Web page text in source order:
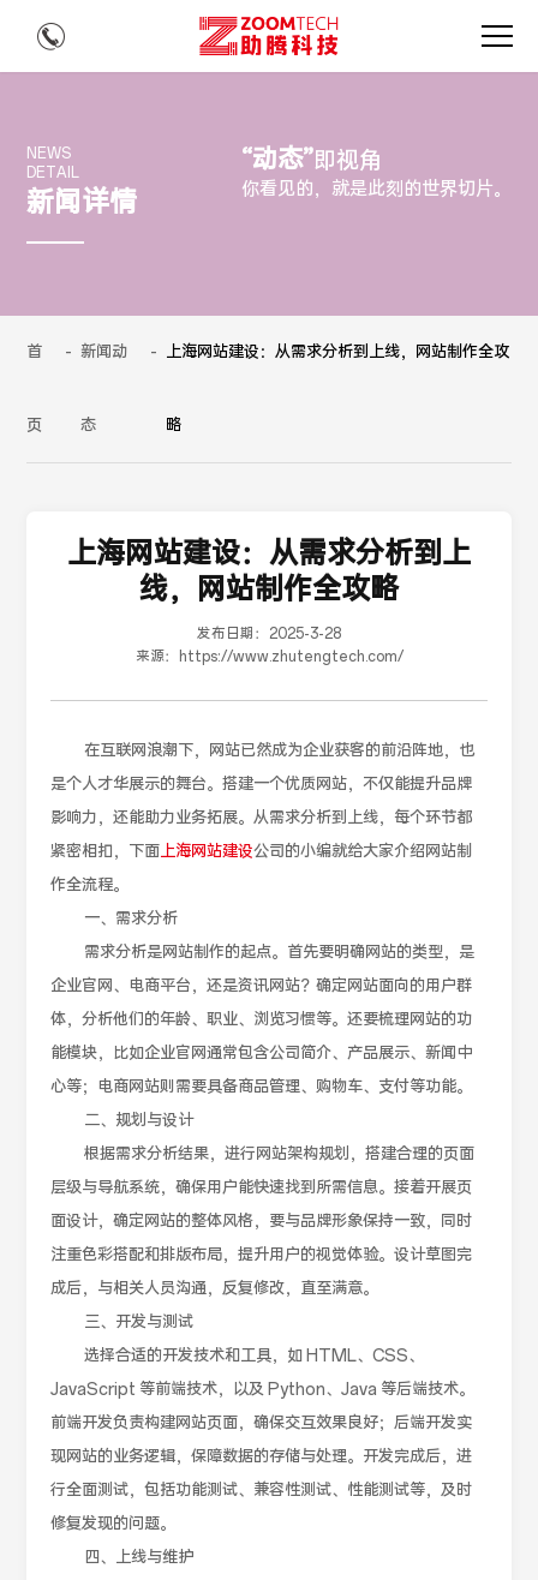
NEWS
DETAIL
新闻详情
“动态”即视角
你看见的，就是此刻的世界切片。
首
页
- 新闻动
态
- 上海网站建设：从需求分析到上线，网站制作全攻
略
上海网站建设：从需求分析到上
线，网站制作全攻略
发布日期： 2025-3-28
来源：
https://www.zhutengtech.com/
在互联网浪潮下，网站已然成为企业获客的前沿阵地，也
是个人才华展示的舞台。搭建一个优质网站，不仅能提升品牌
影响力，还能助力业务拓展。从需求分析到上线，每个环节都
紧密相扣，下面上海网站建设公司的小编就给大家介绍网站制
作全流程。
一、需求分析
需求分析是网站制作的起点。首先要明确网站的类型，是
企业官网、电商平台，还是资讯网站？确定网站面向的用户群
体，分析他们的年龄、职业、浏览习惯等。还要梳理网站的功
能模块，比如企业官网通常包含公司简介、产品展示、新闻中
心等；电商网站则需要具备商品管理、购物车、支付等功能。
二、规划与设计
根据需求分析结果，进行网站架构规划，搭建合理的页面
层级与导航系统，确保用户能快速找到所需信息。接着开展页
面设计，确定网站的整体风格，要与品牌形象保持一致，同时
注重色彩搭配和排版布局，提升用户的视觉体验。设计草图完
成后，与相关人员沟通，反复修改，直至满意。
三、开发与测试
选择合适的开发技术和工具，如 HTML、CSS、
JavaScript 等前端技术，以及 Python、Java 等后端技术。
前端开发负责构建网站页面，确保交互效果良好；后端开发实
现网站的业务逻辑，保障数据的存储与处理。开发完成后，进
行全面测试，包括功能测试、兼容性测试、性能测试等，及时
修复发现的问题。
四、上线与维护